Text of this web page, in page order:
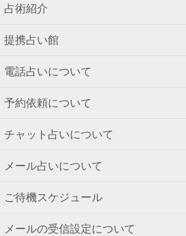
占術紹介
提携占い館
電話占いについて
予約依頼について
チャット占いについて
メール占いについて
ご待機スケジュール
メールの受信設定について